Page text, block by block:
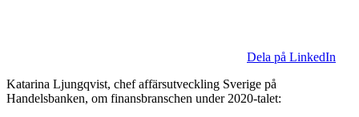
Dela på LinkedIn
Katarina Ljungqvist, chef affärsutveckling Sverige på
Handelsbanken, om finansbranschen under 2020-talet: